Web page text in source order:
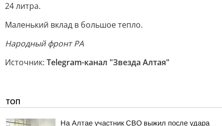
24 литра.
Маленький вклад в большое тепло.
Народный фронт РА
Источник: Telegram-канал "Звезда Алтая"
ТОП
На Алтае участник СВО выжил после удара